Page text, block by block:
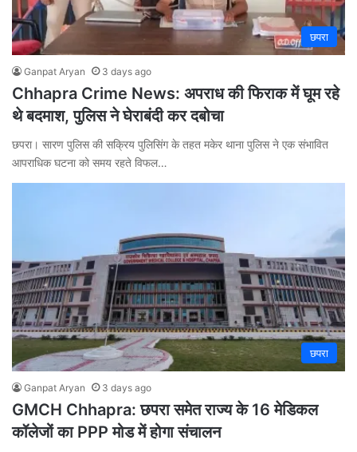
छपरा
Ganpat Aryan 3 days ago
Chhapra Crime News: अपराध की फिराक में घूम रहे
थे बदमाश, पुलिस ने घेराबंदी कर दबोचा
छपरा। सारण पुलिस की सक्रिय पुलिसिंग के तहत मकेर थाना पुलिस ने एक संभावित
आपराधिक घटना को समय रहते विफल…
छपरा
Ganpat Aryan 3 days ago
GMCH Chhapra: छपरा समेत राज्य के 16 मेडिकल
कॉलेजों का PPP मोड में होगा संचालन